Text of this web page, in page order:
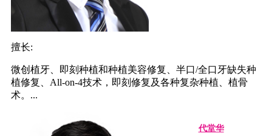
擅长:
微创植牙、即刻种植和种植美容修复、半口/全口牙缺失种
植修复、All-on-4技术，即刻修复及各种复杂种植、植骨
术。...
代堂华